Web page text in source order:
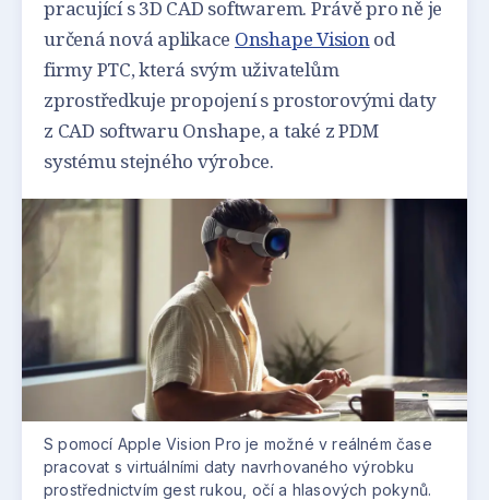
pracující s 3D CAD softwarem. Právě pro ně je
určená nová aplikace Onshape Visionod
firmy PTC, která svým uživatelům
zprostředkuje propojení s prostorovými daty
z CAD softwaru Onshape, a také z PDM
systému stejného výrobce.
S pomocí Apple Vision Pro je možné v reálném čase
pracovat s virtuálními daty navrhovaného výrobku
prostřednictvím gest rukou, očí a hlasových pokynů.